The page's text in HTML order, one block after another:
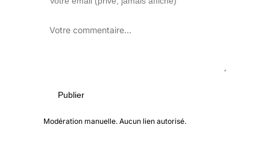
Publier
Modération manuelle. Aucun lien autorisé.